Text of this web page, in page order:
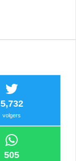
5,732
volgers
505